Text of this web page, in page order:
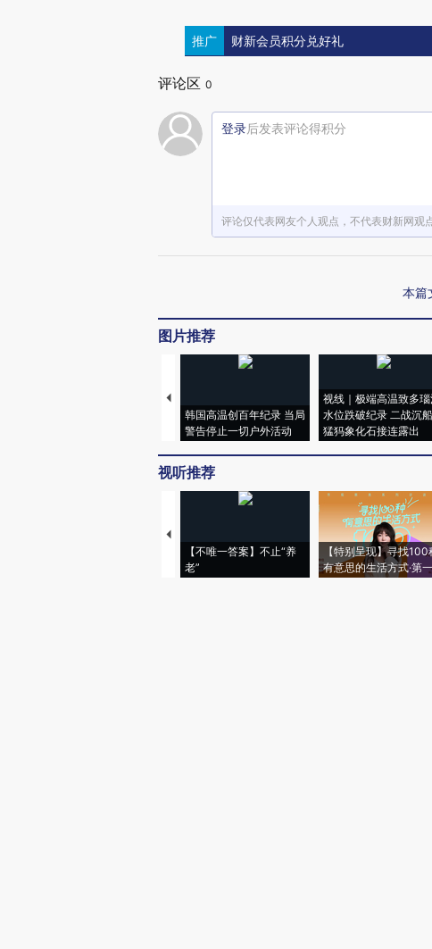
推广 财新会员积分兑好礼
评论区 0
登录后发表评论得积分
评论仅代表网友个人观点，不代表财新网观
本篇
图片推荐
韩国高温创百年纪录 当局
警告停止一切户外活动
视线｜极端高温致多
水位跌破纪录 二战沉
猛犸象化石接连露出
视听推荐
【不唯一答案】不止“养
老”
【特别呈现】寻找100
有意思的生活方式·第